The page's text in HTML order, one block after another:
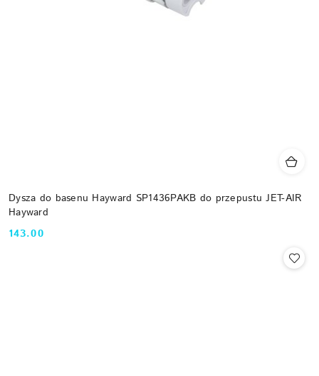
Dysza do basenu Hayward SP1436PAKB do przepustu JET-AIR
Hayward
Cena:
143.00